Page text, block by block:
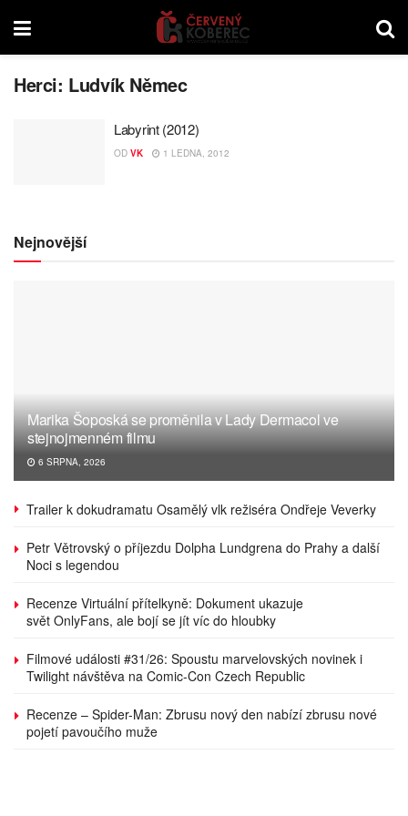
Herci: Ludvík Němec
Labyrint (2012)
OD VK 1 LEDNA, 2012
Nejnovější
Marika Šoposká se proměnila v Lady Dermacol ve
stejnojmenném filmu
6 SRPNA, 2026
Trailer k dokudramatu Osamělý vlk režiséra Ondřeje Veverky
Petr Větrovský o příjezdu Dolpha Lundgrena do Prahy a další
Noci s legendou
Recenze Virtuální přítelkyně: Dokument ukazuje
svět OnlyFans, ale bojí se jít víc do hloubky
Filmové události #31/26: Spoustu marvelovských novinek i
Twilight návštěva na Comic-Con Czech Republic
Recenze – Spider-Man: Zbrusu nový den nabízí zbrusu nové
pojetí pavoučího muže